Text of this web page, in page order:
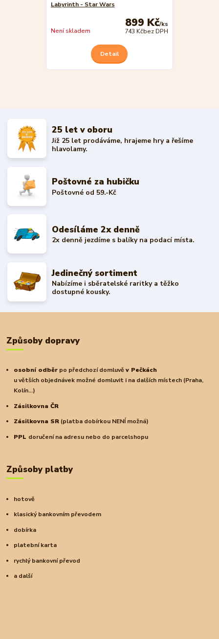
Labyrinth - Star Wars
899 Kč/ks
743 Kčbez DPH
Není skladem
Detail
25 let v oboru
Již 25 let prodáváme, hrajeme hry a řešíme
hlavolamy.
Poštovné za hubičku
Poštovné od 59.-Kč
Odesíláme 2x denně
2x denně jezdíme s balíky na podací místa.
Jedinečný sortiment
Nabízíme i sběratelské raritky a těžko
dostupné kousky.
Způsoby dopravy
osobní odběr po předchozí domluvěv Pečkách
u větších objednávek možné domluvit i na dalších místech (Praha,
Kolín...)
Zásilkovna ČR
Zásilkovna SR (platba dobírkou NENÍ možná)
PPL doručení na adresu nebo do parcelshopu
Způsoby platby
hotově
klasický bankovním převodem
dobírka
platební karta
rychlý bankovní převod
a další